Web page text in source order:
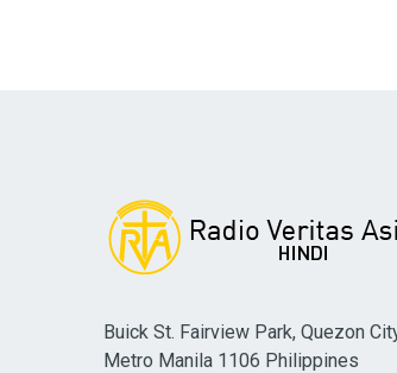
Buick St. Fairview Park, Quezon
Metro Manila 1106 Philippines